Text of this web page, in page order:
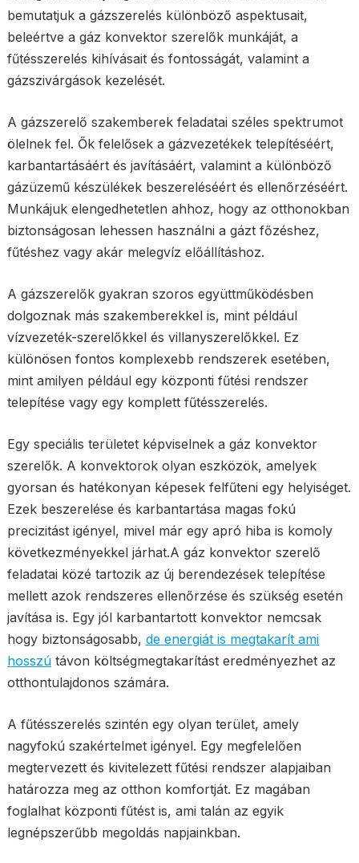
bemutatjuk a gázszerelés különböző aspektusait,
beleértve a gáz konvektor szerelők munkáját, a
fűtésszerelés kihívásait és fontosságát, valamint a
gázszivárgások kezelését.
A gázszerelő szakemberek feladatai széles spektrumot
ölelnek fel. Ők felelősek a gázvezetékek telepítéséért,
karbantartásáért és javításáért, valamint a különböző
gázüzemű készülékek beszereléséért és ellenőrzéséért.
Munkájuk elengedhetetlen ahhoz, hogy az otthonokban
biztonságosan lehessen használni a gázt főzéshez,
fűtéshez vagy akár melegvíz előállításhoz.
A gázszerelők gyakran szoros együttműködésben
dolgoznak más szakemberekkel is, mint például
vízvezeték-szerelőkkel és villanyszerelőkkel. Ez
különösen fontos komplexebb rendszerek esetében,
mint amilyen például egy központi fűtési rendszer
telepítése vagy egy komplett fűtésszerelés.
Egy speciális területet képviselnek a gáz konvektor
szerelők. A konvektorok olyan eszközök, amelyek
gyorsan és hatékonyan képesek felfűteni egy helyiséget.
Ezek beszerelése és karbantartása magas fokú
precizitást igényel, mivel már egy apró hiba is komoly
következményekkel járhat.A gáz konvektor szerelő
feladatai közé tartozik az új berendezések telepítése
mellett azok rendszeres ellenőrzése és szükség esetén
javítása is. Egy jól karbantartott konvektor nemcsak
hogy biztonságosabb, de energiát is megtakarít ami
hosszútávon költségmegtakarítást eredményezhet az
otthontulajdonos számára.
A fűtésszerelés szintén egy olyan terület, amely
nagyfokú szakértelmet igényel. Egy megfelelően
megtervezett és kivitelezett fűtési rendszer alapjaiban
határozza meg az otthon komfortját. Ez magában
foglalhat központi fűtést is, ami talán az egyik
legnépszerűbb megoldás napjainkban.